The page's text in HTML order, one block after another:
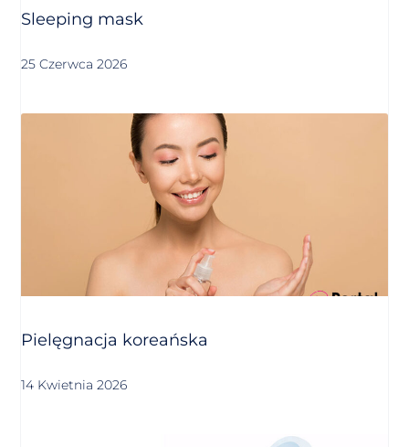
Sleeping mask
25 Czerwca 2026
Pielęgnacja koreańska
14 Kwietnia 2026